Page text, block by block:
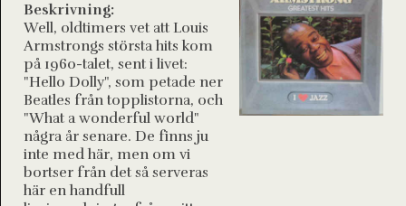
Beskrivning:
Well, oldtimers vet att Louis
Armstrongs största hits kom
på 1960-talet, sent i livet:
"Hello Dolly", som petade ner
Beatles från topplistorna, och
"What a wonderful world"
några år senare. De finns ju
inte med här, men om vi
bortser från det så serveras
här en handfull